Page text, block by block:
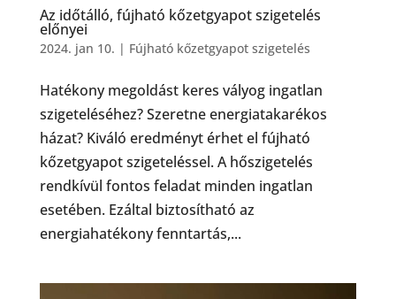
Az időtálló, fújható kőzetgyapot szigetelés
előnyei
2024. jan 10. | Fújható kőzetgyapot szigetelés
Hatékony megoldást keres vályog ingatlan
szigeteléséhez? Szeretne energiatakarékos
házat? Kiváló eredményt érhet el fújható
kőzetgyapot szigeteléssel. A hőszigetelés
rendkívül fontos feladat minden ingatlan
esetében. Ezáltal biztosítható az
energiahatékony fenntartás,...